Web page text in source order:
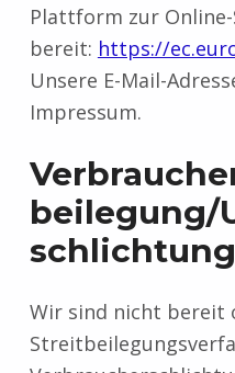
Plattform zur
bereit: https://
Unsere E-Mail-
Impressum.
beilegung/
Wir sind nicht bereit